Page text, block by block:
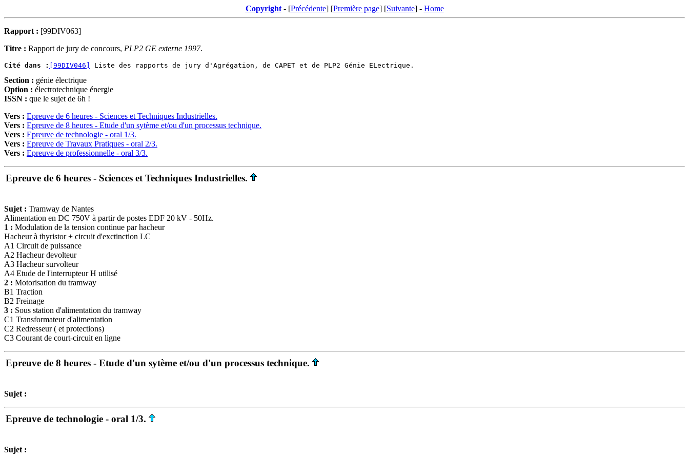
Copyright- [Précédente] [Première page] [Suivante] - Home
Rapport : [99DIV063]
Titre : Rapport de jury de concours, PLP2 GE externe 1997.
Cité dans : [99DIV046]
Section : génie électrique
Option : électrotechnique énergie
ISSN : que le sujet de 6h !
Vers : Epreuve de 6 heures - Sciences et Techniques Industrielles.
Vers : Epreuve de 8 heures - Etude d'un sytème et/ou d'un processus technique.
Vers : Epreuve de technologie - oral 1/3.
Vers : Epreuve de Travaux Pratiques - oral 2/3.
Vers : Epreuve de professionnelle - oral 3/3.
Epreuve de 6 heures - Sciences et Techniques Industrielles.
Sujet : Tramway de Nantes
Alimentation en DC 750V à partir de postes EDF 20 kV - 50Hz.
1 : Modulation de la tension continue par hacheur
Hacheur à thyristor + circuit d'exctinction LC
A1 Circuit de puissance
A2 Hacheur devolteur
A3 Hacheur survolteur
A4 Etude de l'interrupteur H utilisé
2 : Motorisation du tramway
B1 Traction
B2 Freinage
3 : Sous station d'alimentation du tramway
C1 Transformateur d'alimentation
C2 Redresseur ( et protections)
C3 Courant de court-circuit en ligne
Epreuve de 8 heures - Etude d'un sytème et/ou d'un processus technique.
Sujet :
Epreuve de technologie - oral 1/3.
Sujet :